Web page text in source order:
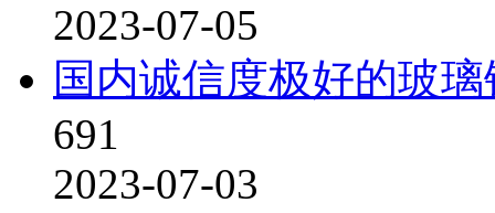
2023-07-05
国内诚信度极好的玻
691
2023-07-03